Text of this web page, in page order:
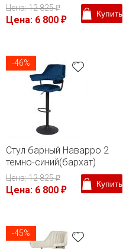
Цена: 12 825₽
Цена: 6 800 ₽
Купить
-46%
Стул барный Наварро 2
темно-синий(бархат)
Цена: 12 825₽
Цена: 6 800 ₽
Купить
-45%